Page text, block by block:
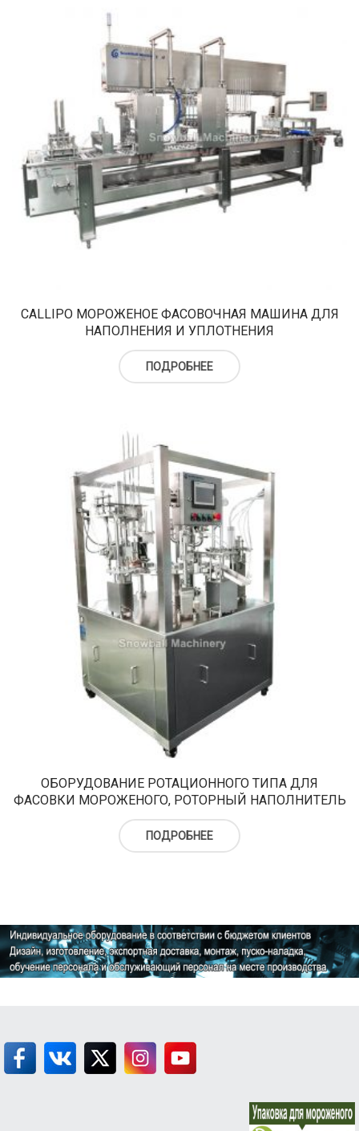
CALLIPO МОРОЖЕНОЕ ФАСОВОЧНАЯ МАШИНА ДЛЯ
НАПОЛНЕНИЯ И УПЛОТНЕНИЯ
ПОДРОБНЕЕ
ОБОРУДОВАНИЕ РОТАЦИОННОГО ТИПА ДЛЯ
ФАСОВКИ МОРОЖЕНОГО, РОТОРНЫЙ НАПОЛНИТЕЛЬ
ПОДРОБНЕЕ